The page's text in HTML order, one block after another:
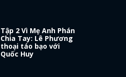
Tập 2 Vì Mẹ Anh Phán
Chia Tay: Lê Phương
thoại táo bạo với
Quốc Huy